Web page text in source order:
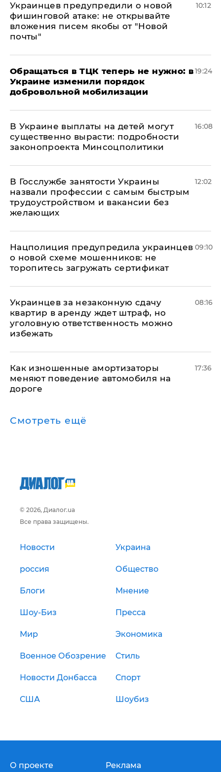
Украинцев предупредили о новой
фишинговой атаке: не открывайте
вложения писем якобы от "Новой
почты"
10:12
Обращаться в ТЦК теперь не нужно: в
Украине изменили порядок
добровольной мобилизации
19:24
В Украине выплаты на детей могут
существенно вырасти: подробности
законопроекта Минсоцполитики
16:08
В Госслужбе занятости Украины
назвали профессии с самым быстрым
трудоустройством и вакансии без
желающих
12:02
Нацполиция предупредила украинцев
о новой схеме мошенников: не
торопитесь загружать сертификат
09:10
Украинцев за незаконную сдачу
квартир в аренду ждет штраф, но
уголовную ответственность можно
избежать
08:16
Как изношенные амортизаторы
меняют поведение автомобиля на
дороге
17:36
Смотреть ещё
© 2026, Диалог.ua
Все права защищены.
Новости Украина
россия Общество
Блоги Мнение
Шоу-Биз Пресса
Мир Экономика
Военное Обозрение Стиль
Новости Донбасса Спорт
США Шоубиз
О проекте Реклама